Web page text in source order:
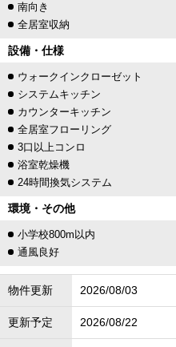
南向き
全居室収納
設備・仕様
ウォークインクローゼット
システムキッチン
カウンターキッチン
全居室フローリング
3口以上コンロ
浴室乾燥機
24時間換気システム
環境・その他
小学校800m以内
通風良好
物件更新 2026/08/03
更新予定 2026/08/22